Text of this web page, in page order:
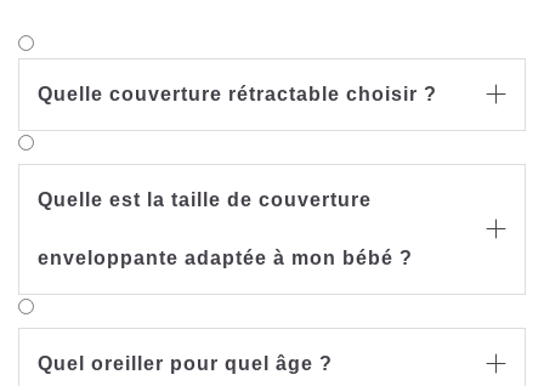
Quelle couverture rétractable choisir ? 
Quelle est la taille de couverture
enveloppante adaptée à mon bébé ?

Quel oreiller pour quel âge ? 